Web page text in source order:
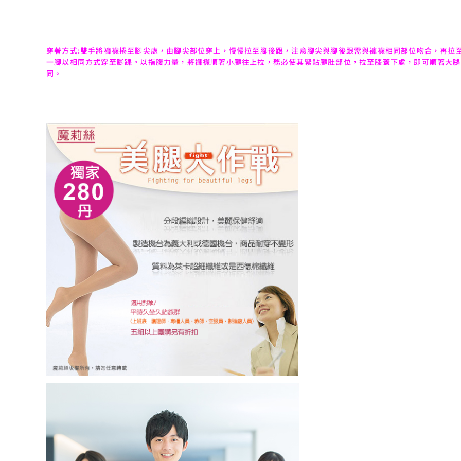
穿著方式:雙手將褲襪捲至腳尖處，由腳尖部位穿上，慢慢拉至腳後跟，注意腳尖與腳後跟需與褲襪相同部位吻合，再拉
一腳以相同方式穿至腳踝。以指腹力量，將褲襪順著小腿往上拉，務必使其緊貼腿肚部位，拉至膝蓋下處，即可順著大
同。